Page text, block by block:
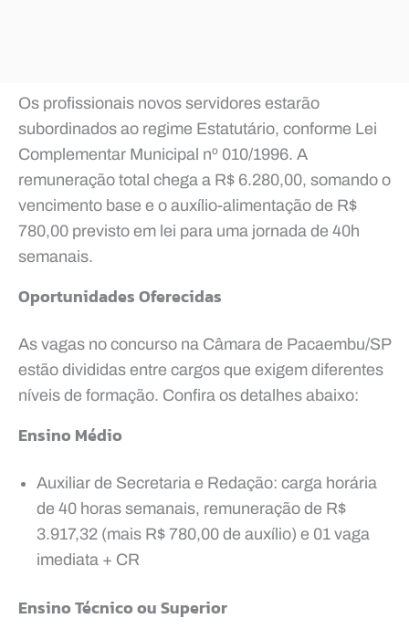
Os profissionais novos servidores estarão
subordinados ao regime Estatutário, conforme Lei
Complementar Municipal nº 010/1996. A
remuneração total chega a R$ 6.280,00, somando o
vencimento base e o auxílio-alimentação de R$
780,00 previsto em lei para uma jornada de 40h
semanais.
Oportunidades Oferecidas
As vagas no concurso na Câmara de Pacaembu/SP
estão divididas entre cargos que exigem diferentes
níveis de formação. Confira os detalhes abaixo:
Ensino Médio
Auxiliar de Secretaria e Redação: carga horária
de 40 horas semanais, remuneração de R$
3.917,32 (mais R$ 780,00 de auxílio) e 01 vaga
imediata + CR
Ensino Técnico ou Superior